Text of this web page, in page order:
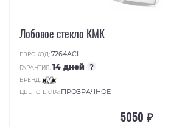
Лобовое стекло КМК
ЕВРОКОД:7264ACL
ГАРАНТИЯ:14 дней ?
БРЕНД:
ЦВЕТ СТЕКЛА: ПРОЗРАЧНОЕ
5050 ₽